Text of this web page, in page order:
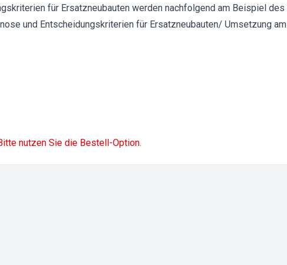
für Ersatzneubauten werden nachfolgend am Beispiel des
und Entscheidungskriterien für Ersatzneubauten/ Umsetzung am
nutzen Sie die Bestell-Option.